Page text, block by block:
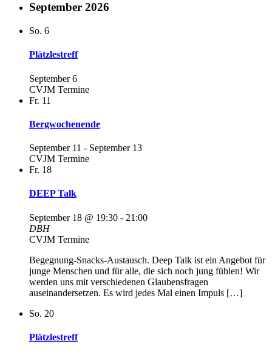
September 2026
So. 6
Plätzlestreff
September 6
CVJM Termine
Fr. 11
Bergwochenende
September 11 - September 13
CVJM Termine
Fr. 18
DEEP Talk
September 18 @ 19:30 - 21:00
DBH
CVJM Termine
Begegnung-Snacks-Austausch. Deep Talk ist ein Angebot für
junge Menschen und für alle, die sich noch jung fühlen! Wir
werden uns mit verschiedenen Glaubensfragen
auseinandersetzen. Es wird jedes Mal einen Impuls […]
So. 20
Plätzlestreff